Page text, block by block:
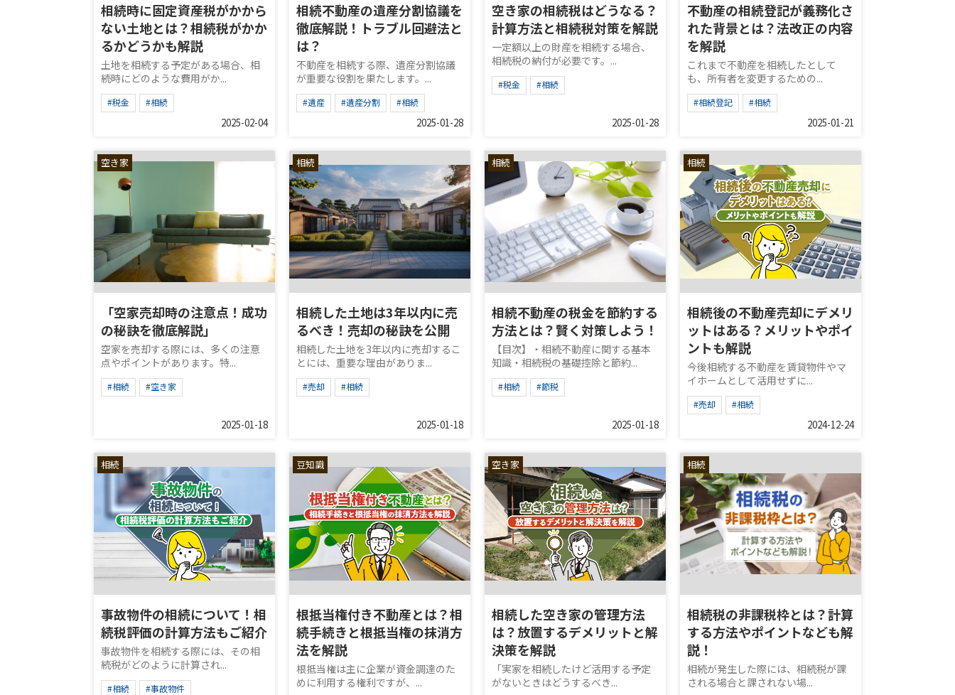
相続時に固定資産税がかから
ない土地とは？相続税がかか
るかどうかも解説
土地を相続する予定がある場合、相
続時にどのような費用がか...
#税金 #相続
2025-02-04
相続不動産の遺産分割協議を
徹底解説！トラブル回避法と
は？
不動産を相続する際、遺産分割協議
が重要な役割を果たします。...
#遺産 #遺産分割 #相続
2025-01-28
空き家の相続税はどうなる？
計算方法と相続税対策を解説
一定額以上の財産を相続する場合、
相続税の納付が必要です。...
#税金 #相続
2025-01-28
不動産の相続登記が義務化さ
れた背景とは？法改正の内容
を解説
これまで不動産を相続したとして
も、所有者を変更するための...
#相続登記 #相続
2025-01-21
空き家
「空家売却時の注意点！成功
の秘訣を徹底解説」
空家を売却する際には、多くの注意
点やポイントがあります。特...
#相続 #空き家
2025-01-18
相続
相続した土地は3年以内に売
るべき！売却の秘訣を公開
相続した土地を3年以内に売却するこ
とには、重要な理由がありま...
#売却 #相続
2025-01-18
相続
相続不動産の税金を節約する
方法とは？賢く対策しよう！
【目次】・相続不動産に関する基本
知識・相続税の基礎控除と節約...
#相続 #節税
2025-01-18
相続
相続後の不動産売却にデメリ
ットはある？メリットやポイ
ントも解説
今後相続する不動産を賃貸物件やマ
イホームとして活用せずに...
#売却 #相続
2024-12-24
相続
事故物件の相続について！相
続税評価の計算方法もご紹介
事故物件を相続する際には、その相
続税がどのように計算され...
#相続 #事故物件
豆知識
根抵当権付き不動産とは？相
続手続きと根抵当権の抹消方
法を解説
根抵当権は主に企業が資金調達のた
めに利用する権利ですが、...
空き家
相続した空き家の管理方法
は？放置するデメリットと解
決策を解説
「実家を相続したけど活用する予定
がないときはどうするべき...
相続
相続税の非課税枠とは？計算
する方法やポイントなども解
説！
相続が発生した際には、相続税が課
される場合と課されない場...